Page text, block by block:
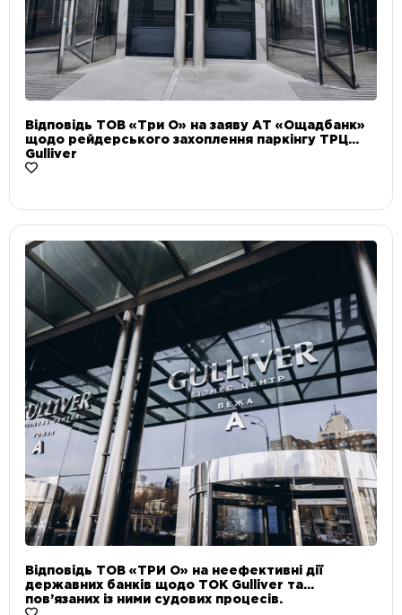
Відповідь ТОВ «Три О» на заяву АТ «Ощадбанк»
щодо рейдерського захоплення паркінгу ТРЦ
Gulliver
Відповідь ТОВ «ТРИ О» на неефективні дії
державних банків щодо ТОК Gulliver та
пов’язаних із ними судових процесів.